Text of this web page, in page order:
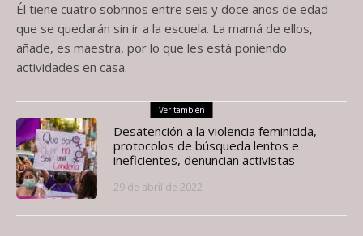
Él tiene cuatro sobrinos entre seis y doce años de edad
que se quedarán sin ir a la escuela. La mamá de ellos,
añade, es maestra, por lo que les está poniendo
actividades en casa.
Ver también
Desatención a la violencia feminicida,
protocolos de búsqueda lentos e
ineficientes, denuncian activistas
29 de abril de 2022